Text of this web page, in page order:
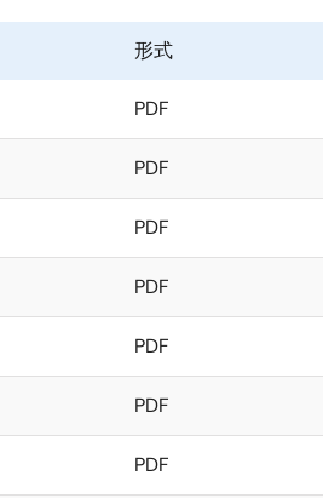
形式
PDF
PDF
PDF
PDF
PDF
PDF
PDF